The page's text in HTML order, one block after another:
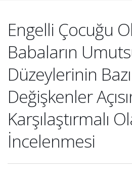
Engelli Çocuğu
Babaların
Düzeylerinin Bazı
Değişkenler
Karşılaştırmalı
İncelenmesi